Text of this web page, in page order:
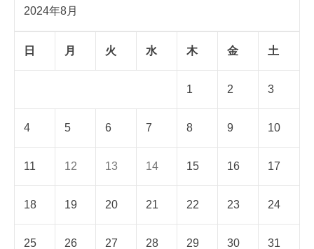
2024年8月
日 月 火 水 木 金 土
1 2 3
4 5 6 7 8 9 10
11 12 13 14 15 16 17
18 19 20 21 22 23 24
25 26 27 28 29 30 31